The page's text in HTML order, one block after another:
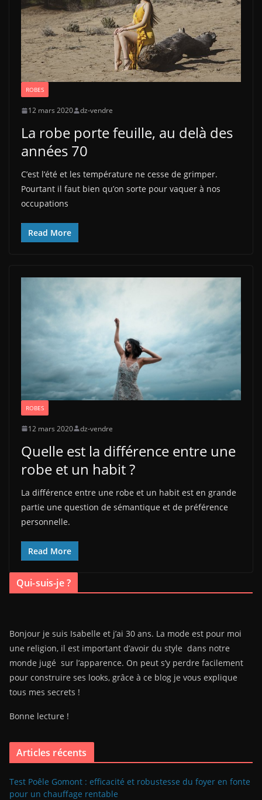
ROBES
12 mars 2020 dz-vendre
La robe porte feuille, au delà des
années 70
C’est l’été et les température ne cesse de grimper.
Pourtant il faut bien qu’on sorte pour vaquer à nos
occupations
Read More
ROBES
12 mars 2020 dz-vendre
Quelle est la différence entre une
robe et un habit ?
La différence entre une robe et un habit est en grande
partie une question de sémantique et de préférence
personnelle.
Read More
Qui-suis-je ?
Bonjour je suis Isabelle et j’ai 30 ans. La mode est pour moi
une religion, il est important d’avoir du style dans notre
monde jugé sur l’apparence. On peut s’y perdre facilement
pour construire ses looks, grâce à ce blog je vous explique
tous mes secrets !
Bonne lecture !
Articles récents
Test Poêle Gomont : efficacité et robustesse du foyer en fonte
pour un chauffage rentable